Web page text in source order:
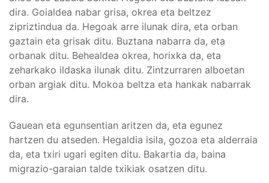
dira. Goialdea nabar grisa, okrea eta beltzez
zipriztindua da. Hegoak arre ilunak dira, eta orban
gaztain eta grisak ditu. Buztana nabarra da, eta
orbanak ditu. Behealdea okrea, horixka da, eta
zeharkako ildaska ilunak ditu. Zintzurraren alboetan
orban argiak ditu. Mokoa beltza eta hankak nabarrak
dira.
Gauean eta egunsentian aritzen da, eta egunez
hartzen du atseden. Hegaldia isila, gozoa eta alderraia
da, eta txiri ugari egiten ditu. Bakartia da, baina
migrazio-garaian talde txikiak osatzen ditu.